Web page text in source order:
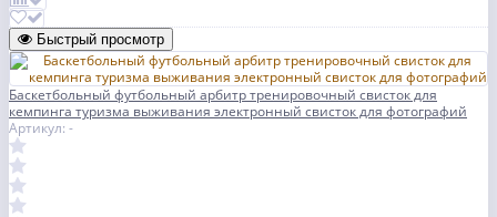
Быстрый просмотр
Баскетбольный футбольный арбитр тренировочный свисток для
кемпинга туризма выживания электронный свисток для фотографий
Артикул: -